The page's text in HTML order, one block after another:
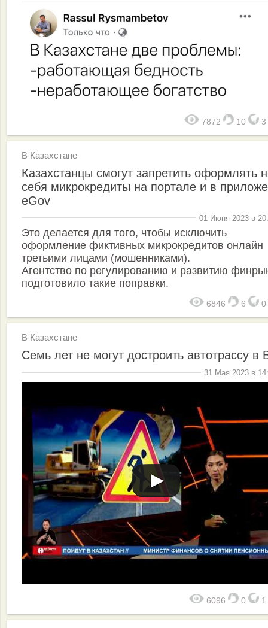
7872 10 3
В Казахстане
Казахстанцы смогут запретить оформлять
себя микрокредиты на портале и в
еGov
01 Июня 2023 в
Это делается для того, чтобы исключить
оформление фиктивных микрокредитов онлайн
третьими лицами (мошенниками).
Агентство по регулированию и развитию
подготовило такие поправки.
6846 6 0
В Казахстане
Семь лет не могут достроить автотрассу в
31 Мая 2023 в
6096 0 1